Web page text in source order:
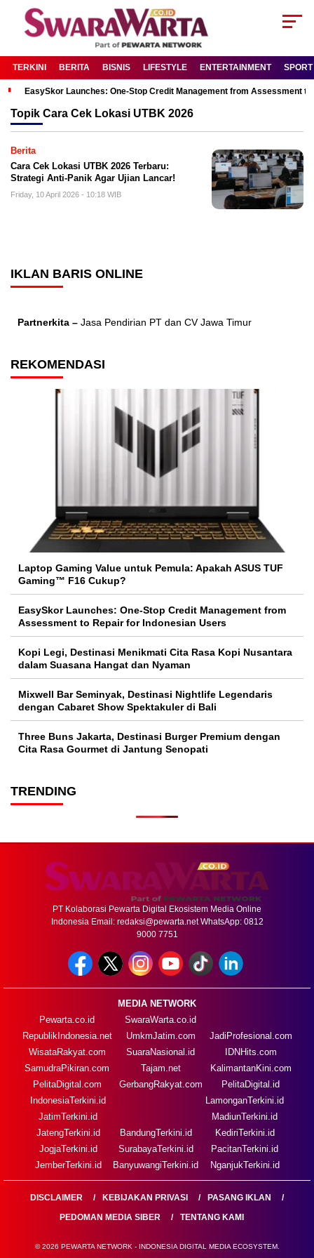
TERKINI BERITA BISNIS LIFESTYLE ENTERTAINMENT SPORT
EasySkor Launches: One-Stop Credit Management from Assessment
Topik Cara Cek Lokasi UTBK 2026
Berita
Cara Cek Lokasi UTBK 2026 Terbaru:
Strategi Anti-Panik Agar Ujian Lancar!
Friday, 10 April 2026 - 10:18 WIB
IKLAN BARIS ONLINE
Partnerkita – Jasa Pendirian PT dan CV Jawa Timur
REKOMENDASI
Laptop Gaming Value untuk Pemula: Apakah ASUS TUF
Gaming™ F16 Cukup?
EasySkor Launches: One-Stop Credit Management from
Assessment to Repair for Indonesian Users
Kopi Legi, Destinasi Menikmati Cita Rasa Kopi Nusantara
dalam Suasana Hangat dan Nyaman
Mixwell Bar Seminyak, Destinasi Nightlife Legendaris
dengan Cabaret Show Spektakuler di Bali
Three Buns Jakarta, Destinasi Burger Premium dengan
Cita Rasa Gourmet di Jantung Senopati
TRENDING
PT Kolaborasi Pewarta Digital Ekosistem Media Online
Indonesia Email: redaksi@pewarta.netWhatsApp: 0812
9000 7751
MEDIA NETWORK
Pewarta.co.id
RepublikIndonesia.net
WisataRakyat.com
SamudraPikiran.com
PelitaDigital.com
SwaraWarta.co.id
UmkmJatim.com
SuaraNasional.id
Tajam.net
GerbangRakyat.com
JadiProfesional.com
IDNHits.com
KalimantanKini.com
PelitaDigital.id
IndonesiaTerkini.id
JatimTerkini.id
JatengTerkini.id
JogjaTerkini.id
JemberTerkini.id
BandungTerkini.id
SurabayaTerkini.id
BanyuwangiTerkini.id
LamonganTerkini.id
MadiunTerkini.id
KediriTerkini.id
PacitanTerkini.id
NganjukTerkini.id
DISCLAIMER KEBIJAKAN PRIVASI
PASANG IKLAN
PEDOMAN MEDIA SIBER
TENTANG KAMI
© 2026 PEWARTA NETWORK - INDONESIA DIGITAL MEDIA ECOSYSTEM.